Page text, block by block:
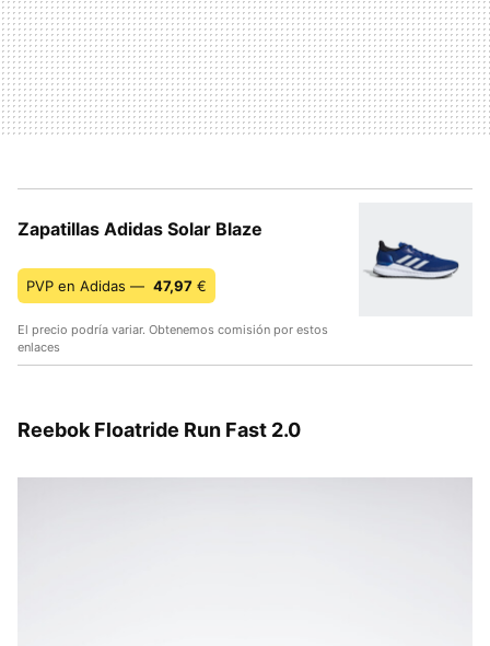
Zapatillas Adidas Solar Blaze
PVP en Adidas — 47,97 €
El precio podría variar. Obtenemos comisión por estos
enlaces
Reebok Floatride Run Fast 2.0